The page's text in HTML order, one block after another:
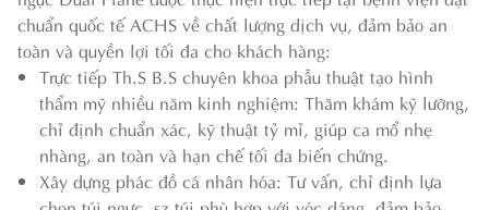
chuẩn quốc tế ACHS về chất lượng dịch vụ, đảm bảo an
toàn và quyền lợi tối đa cho khách hàng:
Trực tiếp Th.S B.S chuyên khoa phẫu thuật tạo hình
thẩm mỹ nhiều năm kinh nghiệm: Thăm khám kỹ lưỡng,
chỉ định chuẩn xác, kỹ thuật tỷ mỉ, giúp ca mổ nhẹ
nhàng, an toàn và hạn chế tối đa biến chứng.
Xây dựng phác đồ cá nhân hóa: Tư vấn, chỉ định lựa